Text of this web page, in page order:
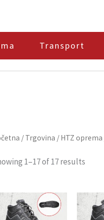
Transport
/ Trgovina / HTZ oprema
1–17 of 17 results
Ovaj
proizvod